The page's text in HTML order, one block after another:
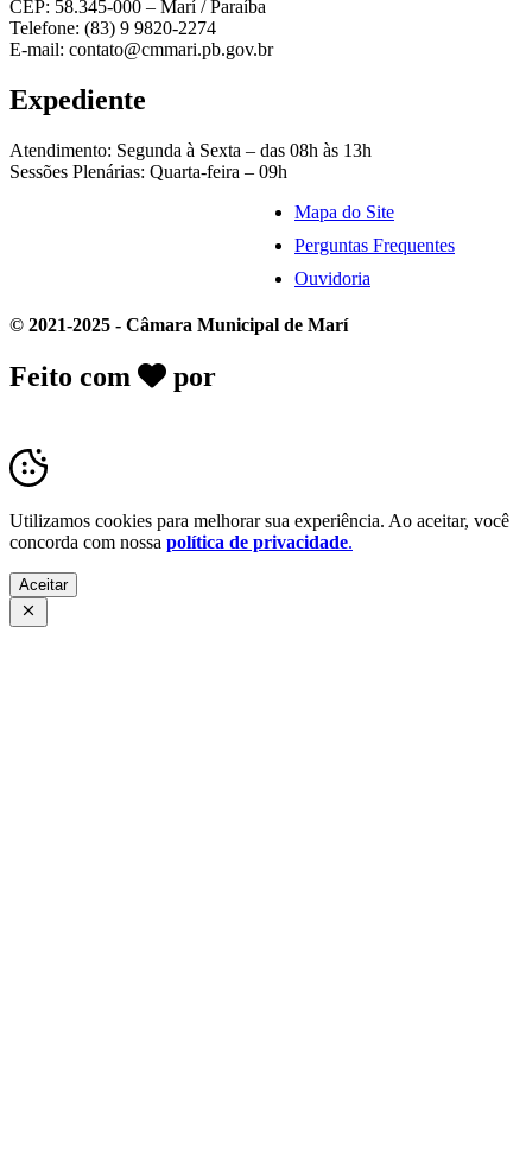
CEP: 58.345-000 – Marí / Paraíba
Telefone: (83) 9 9820-2274
E-mail: contato@cmmari.pb.gov.br
Expediente
Atendimento: Segunda à Sexta – das 08h às 13h
Sessões Plenárias: Quarta-feira – 09h
Mapa do Site
Perguntas Frequentes
Ouvidoria
© 2021-2025 - Câmara Municipal de Marí
Feito com por
Utilizamos cookies para melhorar sua experiência. Ao aceitar, você
concorda com nossa política de privacidade.
Aceitar